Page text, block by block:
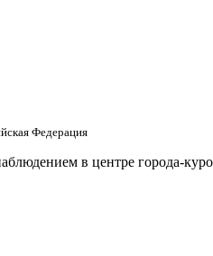
Федерация
в центре города-